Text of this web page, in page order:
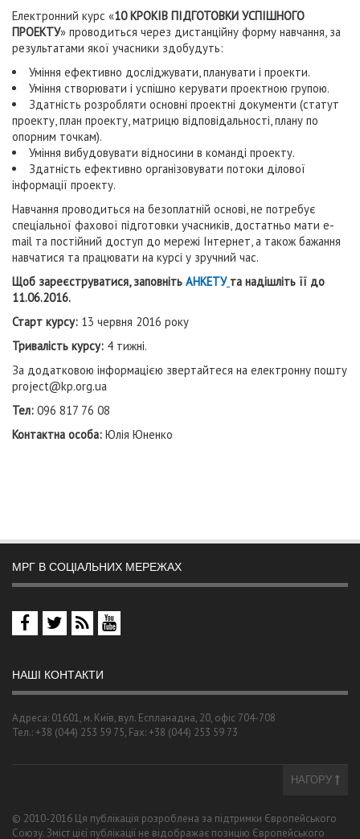
Електронний курс «10 КРОКІВ ПІДГОТОВКИ УСПІШНОГО
ПРОЕКТУ» проводиться через дистанційну форму навчання, за
результатами якої учасники здобудуть:
Уміння ефективно досліджувати, планувати і проекти.
Уміння створювати і успішно керувати проектною групою.
Здатність розробляти основні проектні документи (статут
проекту, план проекту, матрицю відповідальності, плану по
опорним точкам).
Уміння вибудовувати відносини в команді проекту.
Здатність ефективно організовувати потоки ділової
інформації проекту.
Навчання проводиться на безоплатній основі, не потребує
спеціальної фахової підготовки учасників, достатньо мати е-
mail та постійний доступ до мережі Інтернет, а також бажання
навчатися та працювати на курсі у зручний час.
Щоб зареєструватися, заповніть АНКЕТУ та надішліть її до
11.06.2016.
Старт курсу: 13 червня 2016 року
Тривалість курсу: 4 тижні.
За додатковою інформацією звертайтеся на електронну пошту
project@kp.org.ua
Тел: 096 817 76 08
Контактна особа: Юлія Юненко
МРГ В СОЦІАЛЬНИХ МЕРЕЖАХ
НАШІ КОНТАКТИ
Адреса: 01601, м. Київ, вул. Еспланадна, 20, офіс 704-708
Тел.: +38 (044) 253 59 75, Fax: +38 (044) 253 59 73
НАГОРУ
© 2010-2016 Ця публікація розроблена за підтримки Європейського
Союзу. Зміст цієї публікації не відображає позицію Європейського